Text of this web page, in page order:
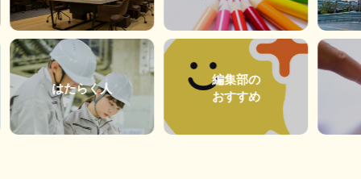
はたらく人
編集部の
おすすめ